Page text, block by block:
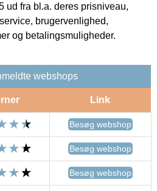
ud fra bl.a. deres prisniveau,
brugervenlighed,
og betalingsmuligheder.
webshops
Link
Besøg webshop
Besøg webshop
Besøg webshop